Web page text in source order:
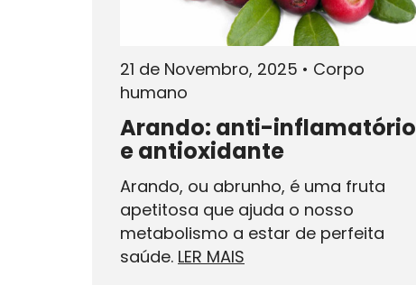
21 de Novembro, 2025 • Corpo
humano
Arando: anti-inflamatório
e antioxidante
Arando, ou abrunho, é uma fruta
apetitosa que ajuda o nosso
metabolismo a estar de perfeita
saúde. LER MAIS